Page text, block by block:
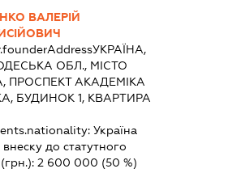
ВАЛЕРІЙ
УКРАЇНА,
ОДЕСЬКА ОБЛ., МІСТО
ПРОСПЕКТ АКАДЕМІКА
БУДИНОК 1, КВАРТИРА
Україна
внеску до статутного
2 600 000 (50 %)